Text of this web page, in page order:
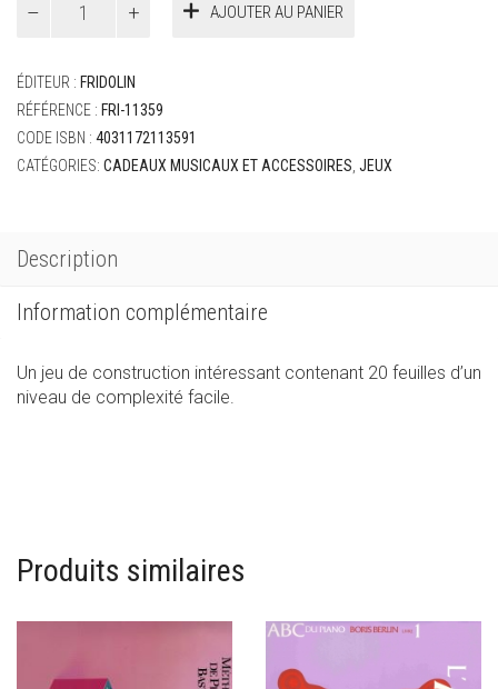
de
musique
-
moineau
AJOUTER AU PANIER
ÉDITEUR : FRIDOLIN
RÉFÉRENCE : FRI-11359
CODE ISBN : 4031172113591
CATÉGORIES: CADEAUX MUSICAUX ET ACCESSOIRES JEUX
Description
Information complémentaire
Un jeu de construction intéressant contenant 20 feuilles d’un
niveau de complexité facile.
Produits similaires